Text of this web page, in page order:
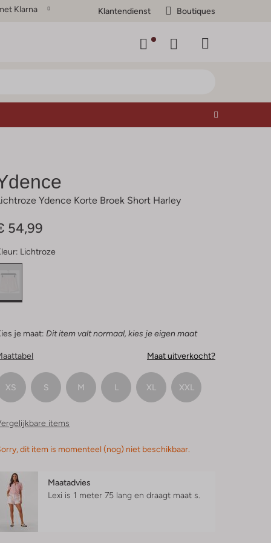
Klarna Klantendienst Boutiques
Ydence Korte Broek Short Harley
54,99
Lichtroze
je maat: Dit item valt normaal, kies je eigen maat
Maat uitverkocht?
XS S M L XL XXL
items
dit item is momenteel (nog) niet beschikbaar.
Maatadvies
Lexi is 1 meter 75 lang en draagt maat s.